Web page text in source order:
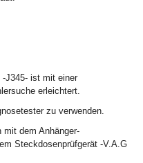
-J345- ist mit einer
erleichtert.
zu verwenden.
mit dem Anhänger-
Steckdosenprüfgerät -V.A.G